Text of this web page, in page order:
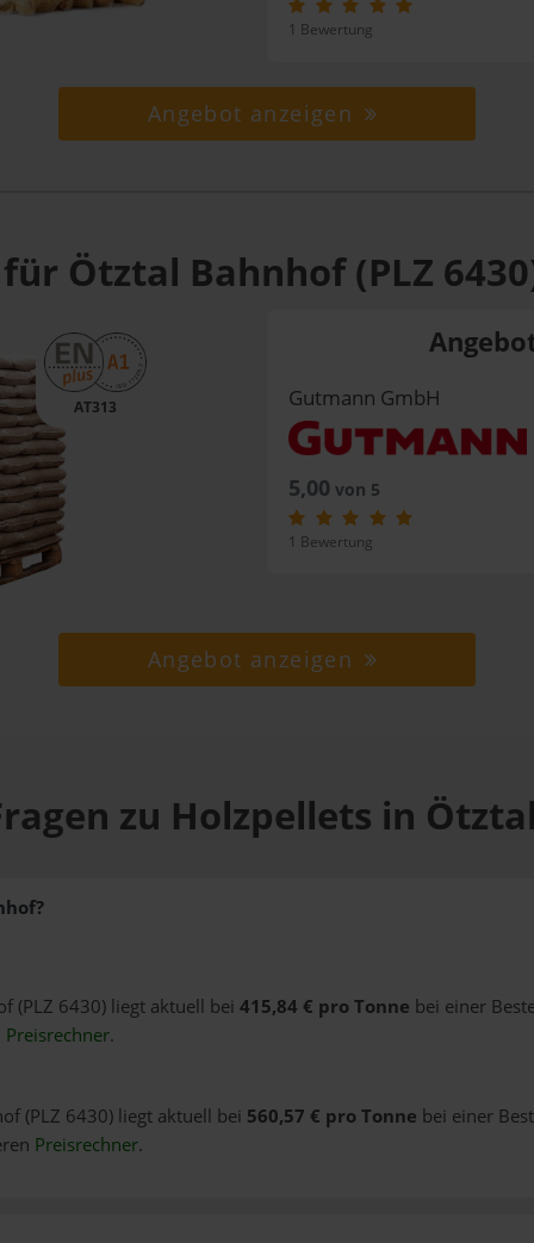
1 Bewertung
Angebot anzeigen
Ötztal Bahnhof (PLZ
AT313 Gutmann GmbH
5,00 von 5
1 Bewertung
Angebot anzeigen
zu Holzpellets in
(PLZ 6430) liegt aktuell bei 415,84 € pro Tonne bei einer
Preisrechner.
(PLZ 6430) liegt aktuell bei 560,57 € pro Tonne bei einer
Preisrechner.